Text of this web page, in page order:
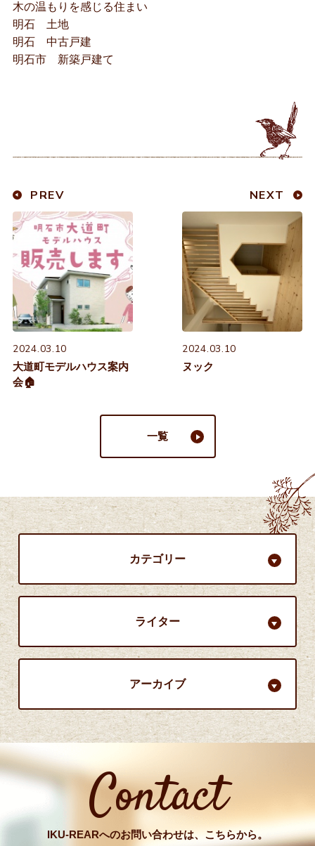
木の温もりを感じる住まい
明石 土地
明石 中古戸建
明石市 新築戸建て
PREV
2024.03.10
大道町モデルハウス案内
会🏠
NEXT
2024.03.10
ヌック
一覧
カテゴリー
ライター
アーカイブ
Contact
IKU-REARへのお問い合わせは、こちらから。